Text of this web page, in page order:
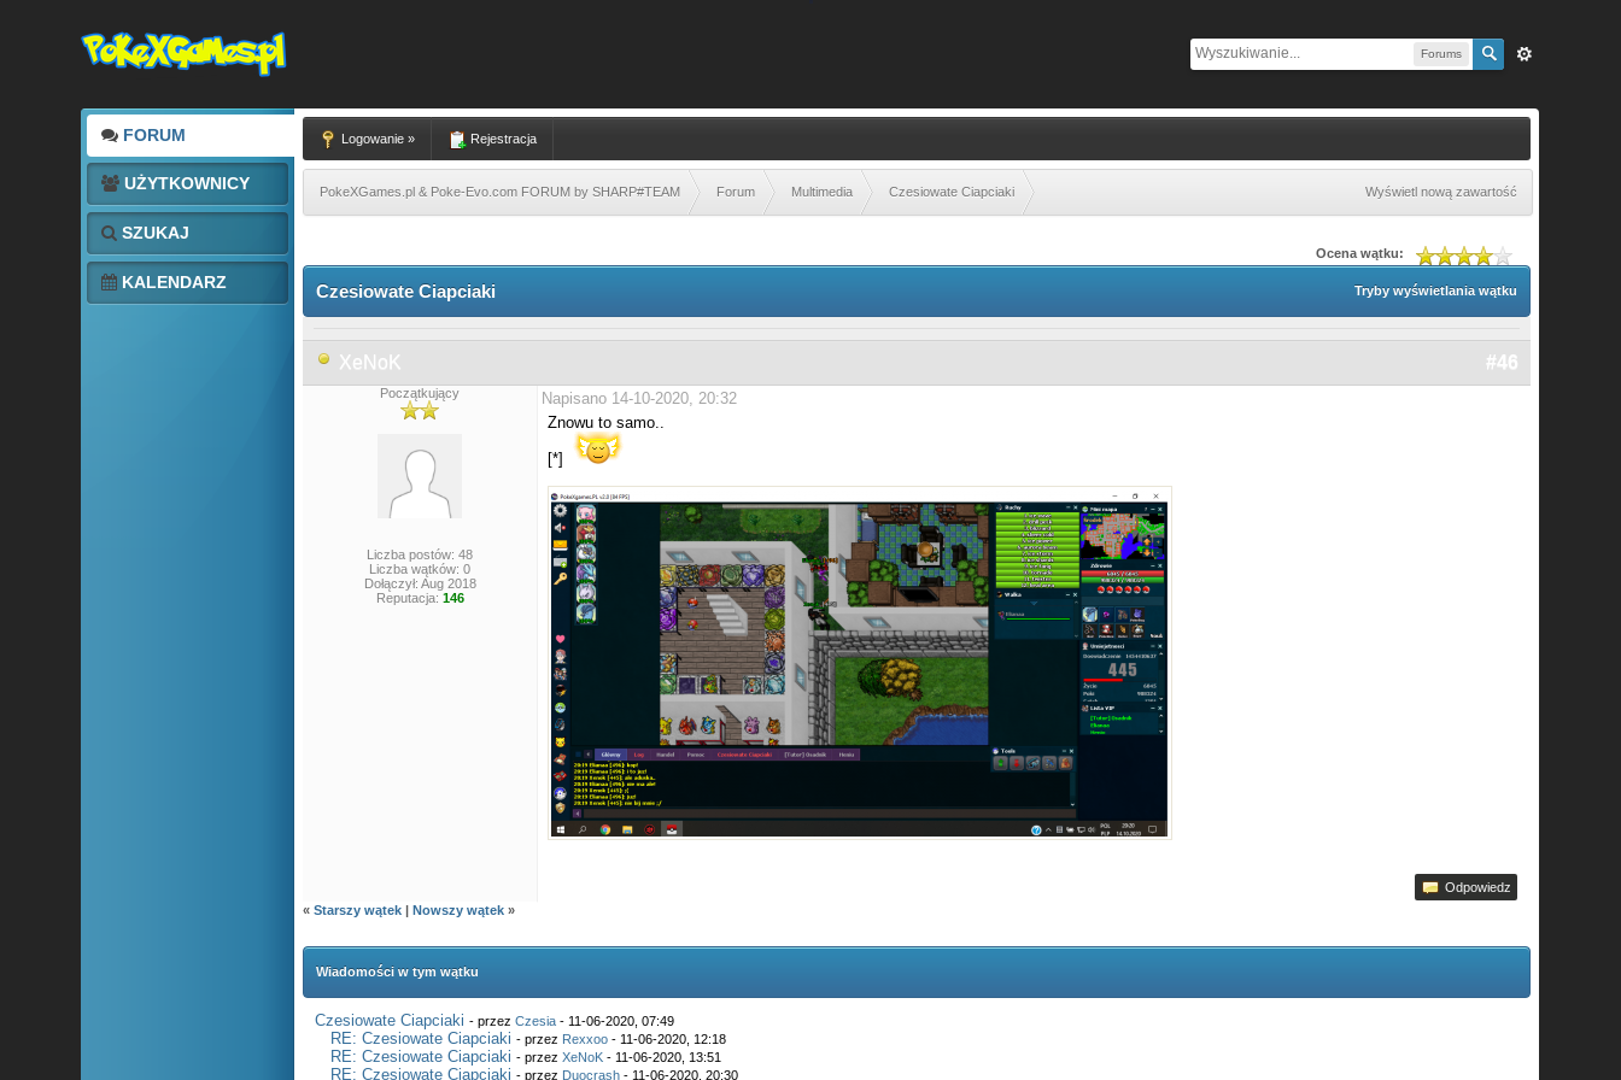
Forums
FORUM
UŻYTKOWNICY
SZUKAJ
KALENDARZ
Logowanie » Rejestracja
PokeXGames.pl & Poke-Evo.com FORUM by SHARP#TEAM Forum Multimedia Czesiowate Ciapciaki Wyświetl nową zawartość
Ocena wątku:
3 głosów - średnia: 3.67
1
2
3
4
5
Tryby wyświetlania wątku
Czesiowate Ciapciaki
XeNoK #46
Początkujący
Liczba postów: 48
Liczba wątków: 0
Dołączył: Aug 2018
Reputacja: 146
Napisano 14-10-2020, 20:32
Znowu to samo..
[*]
Odpowiedz
«Starszy wątek |Nowszy wątek »
Wiadomości w tym wątku
Czesiowate Ciapciaki - przezCzesia - 11-06-2020, 07:49
RE: Czesiowate Ciapciaki - przez Rexxoo - 11-06-2020, 12:18
RE: Czesiowate Ciapciaki - przezXeNoK - 11-06-2020, 13:51
RE: Czesiowate Ciapciaki - przez Duocrash - 11-06-2020, 20:30